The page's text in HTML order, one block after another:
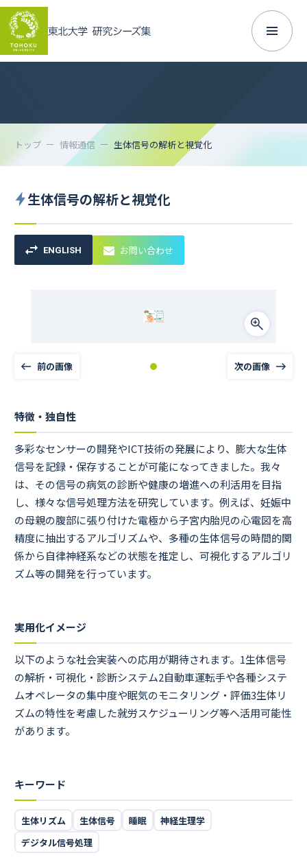
トップ 情報通信 生体信号の解析と視覚化
生体信号の解析と視覚化
ENGLISH お問い合わせ
前の画像 次の画像
特徴・独自性
多彩なセンサーの開発やICT技術の発展により、膨大な生体
信号を記録・保存することが可能になってきました。我々
は、その信号の病気の診断や健康の増進への利活用を目指
し、様々な信号処理方法を研究しています。例えば、妊娠中
の母親の腹部に張り付けた電極から子宮内胎児の心電図を高
精度に抽出するアルゴリズムや、多種の生体信号の時間的関
係から自律神経系などの状態を推定し、可視化するアルゴリ
ズム等の開発を行っています。
実用化イメージ
以下のような社会実装への応用が期待されます。1生体信号
の解析・可視化・診断システム2自動車運転手や各種システ
ムオペレータの集中度や眠気のモニタリング・評価3生体リ
ズムの特性を考慮した就労スケジューリング等へ活用可能性
があります。
キーワード
生体リズム 生体信号 睡眠
神経生理学
デジタル信号処理